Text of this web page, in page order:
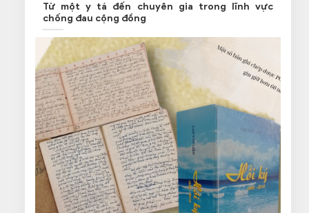
Từ một y tá đến chuyên gia trong lĩnh vực
chống đau cộng đồng